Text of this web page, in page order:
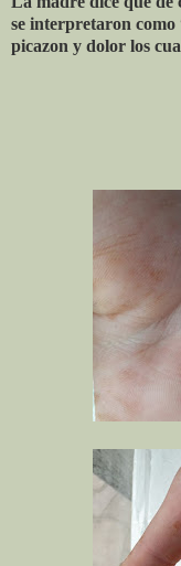
se interpretaron
picazon y dolor los